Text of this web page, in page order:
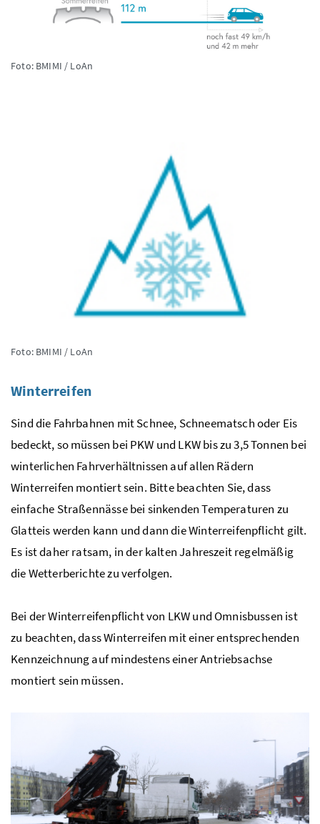
Foto: BMIMI / LoAn
Foto: BMIMI / LoAn
Winterreifen
Sind die Fahrbahnen mit Schnee, Schneematsch oder Eis
bedeckt, so müssen bei PKW und LKWbis zu 3,5 Tonnen bei
winterlichen Fahrverhältnissen auf allen Rädern
Winterreifen montiert sein. Bitte beachten Sie, dass
einfache Straßennässe bei sinkenden Temperaturen zu
Glatteis werden kann und dann die Winterreifenpflicht gilt.
Es ist daher ratsam, in der kalten Jahreszeit regelmäßig
die Wetterberichte zu verfolgen.
Bei der Winterreifenpflicht von LKWund Omnisbussen ist
zu beachten, dass Winterreifen mit einer entsprechenden
Kennzeichnung auf mindestens einer Antriebsachse
montiert sein müssen.